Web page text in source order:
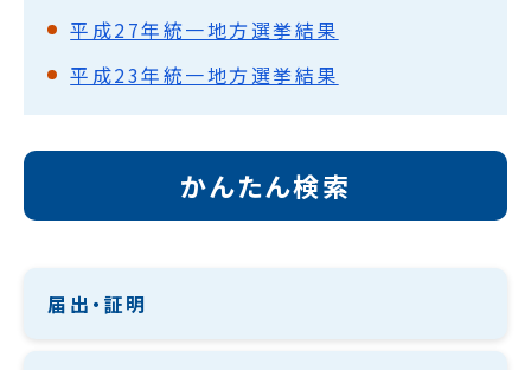
平成27年統一地方選挙結果
平成23年統一地方選挙結果
かんたん検索
届出・証明